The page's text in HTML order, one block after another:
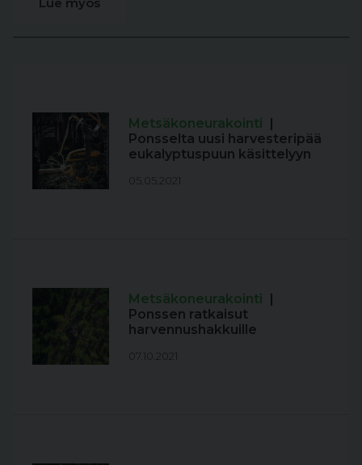
Metsäkoneurakointi |
Ponsselta uusi harvesteripää
eukalyptuspuun käsittelyyn
05.05.2021
Metsäkoneurakointi |
Ponssen ratkaisut
harvennushakkuille
07.10.2021